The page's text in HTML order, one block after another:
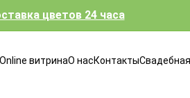
цветов 24 часа
Online витринаО насКонтакты